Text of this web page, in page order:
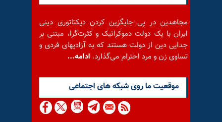
مجاهدین در پی جایگزین کردن دیکتاتوری دینی
ایران با یک دولت دموکراتیک و کثرت‌گرا، مبتنی بر
جدایی دین از دولت هستند که به آزادیهای فردی و
تساوی زن و مرد احترام می‌گذارد. ادامه...
موقعيت ما روى شبكه هاى اجتماعى